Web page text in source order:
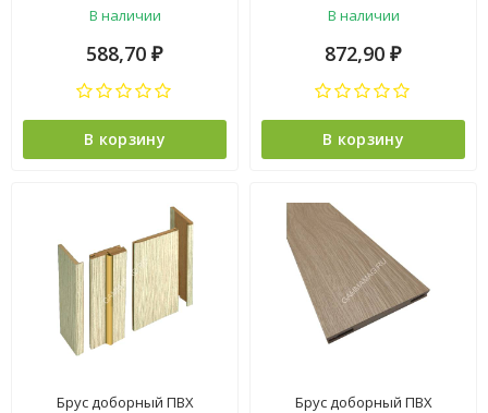
*5
В наличии
588,70 ₽
В корзину
*5
В наличии
872,90 ₽
В корзину
Брус доборный ПВХ
Брус доборный ПВХ